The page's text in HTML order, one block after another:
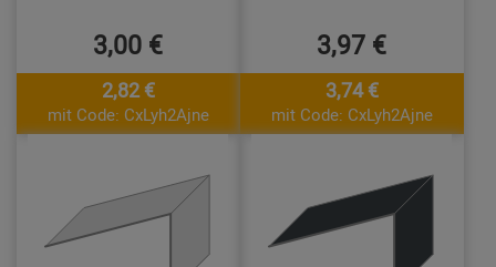
3,00 €
2,82 €
mit Code: CxLyh2Ajne
3,97 €
3,74 €
mit Code: CxLyh2Ajne